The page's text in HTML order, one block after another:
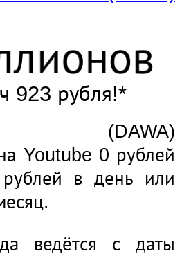
923 рубля!*
(DAWA)
Youtube 0 рублей
в день или
ведётся с даты